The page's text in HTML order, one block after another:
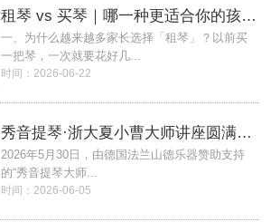
租琴 vs 买琴｜哪一种更适合你的孩子？
一、为什么越来越多家长选择「租琴」？以前买
一把琴，一次就要花好几...
时间：2026-06-22
秀音提琴·浙大夏小曹大师讲座圆满落幕
2026年5月30日，由德国法兰山德乐器赞助支持
的“秀音提琴大师...
时间：2026-06-05